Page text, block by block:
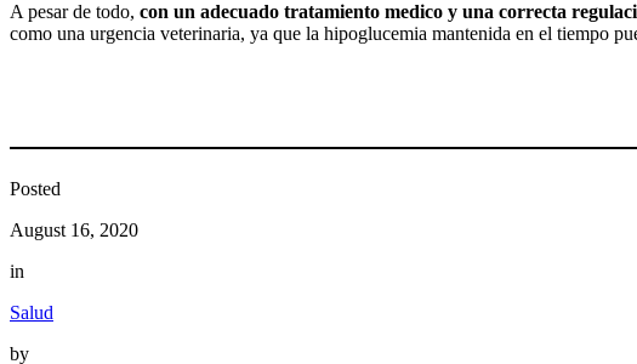
A pesar de todo, con un adecuado tratamiento medico y una correcta
como una urgencia veterinaria, ya que la hipoglucemia mantenida en el tiempo
Posted
August 16, 2020
in
Salud
by